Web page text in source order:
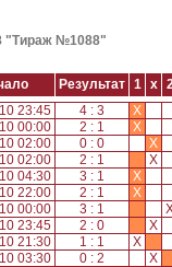
"Тираж №1088"
Результат 1 x
23:45 4 : 3
X
00:00 2 : 1
X
02:00 0 : 0
X
02:00 2 : 1
X
04:30 3 : 1
X
22:00 2 : 1
X
00:00 3 : 1
23:45 2 : 0
X
21:30 1 : 1
X
03:30 0 : 2
X